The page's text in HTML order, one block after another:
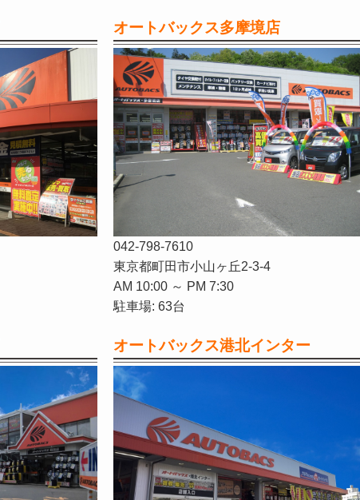
オートバックス多摩境店
042-798-7610
東京都町田市小山ヶ丘2-3-4
AM 10:00 ～ PM 7:30
駐車場: 63台
オートバックス港北インター